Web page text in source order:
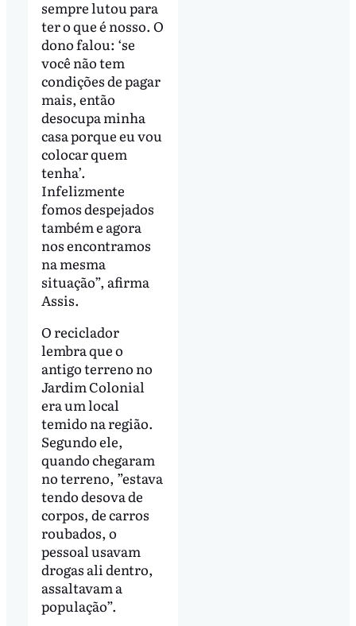
sempre lutou para
ter o que é nosso. O
dono falou: ‘se
você não tem
condições de pagar
mais, então
desocupa minha
casa porque eu vou
colocar quem
tenha’.
Infelizmente
fomos despejados
também e agora
nos encontramos
na mesma
situação”, afirma
Assis.
O reciclador
lembra que o
antigo terreno no
Jardim Colonial
era um local
temido na região.
Segundo ele,
quando chegaram
no terreno, ”estava
tendo desova de
corpos, de carros
roubados, o
pessoal usavam
drogas ali dentro,
assaltavam a
população”.